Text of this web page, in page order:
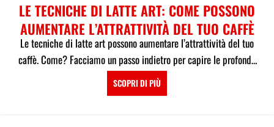
LE TECNICHE DI LATTE ART: COME POSSONO
AUMENTARE L’ATTRATTIVITÀ DEL TUO CAFFÈ
Le tecniche di latte art possono aumentare l’attrattività del tuo
caffè. Come? Facciamo un passo indietro per capire le profonde
ragion...
SCOPRI DI PIÙ